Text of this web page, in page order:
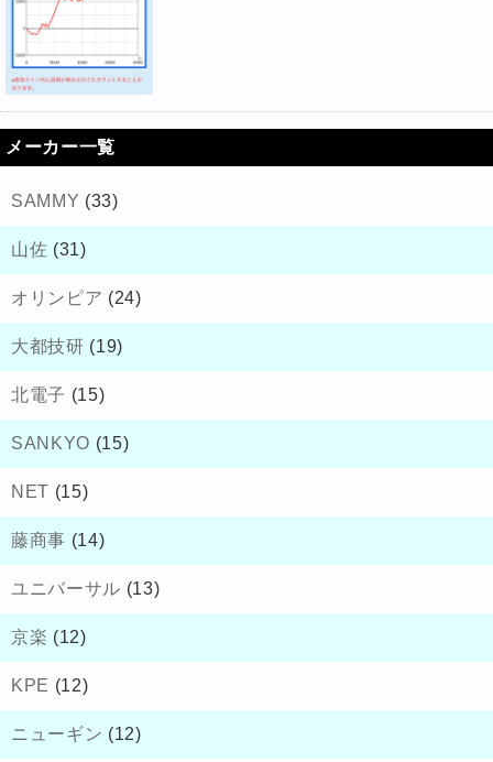
メーカー一覧
SAMMY (33)
山佐 (31)
オリンピア (24)
大都技研 (19)
北電子 (15)
SANKYO (15)
NET (15)
藤商事 (14)
ユニバーサル (13)
京楽 (12)
KPE (12)
ニューギン (12)